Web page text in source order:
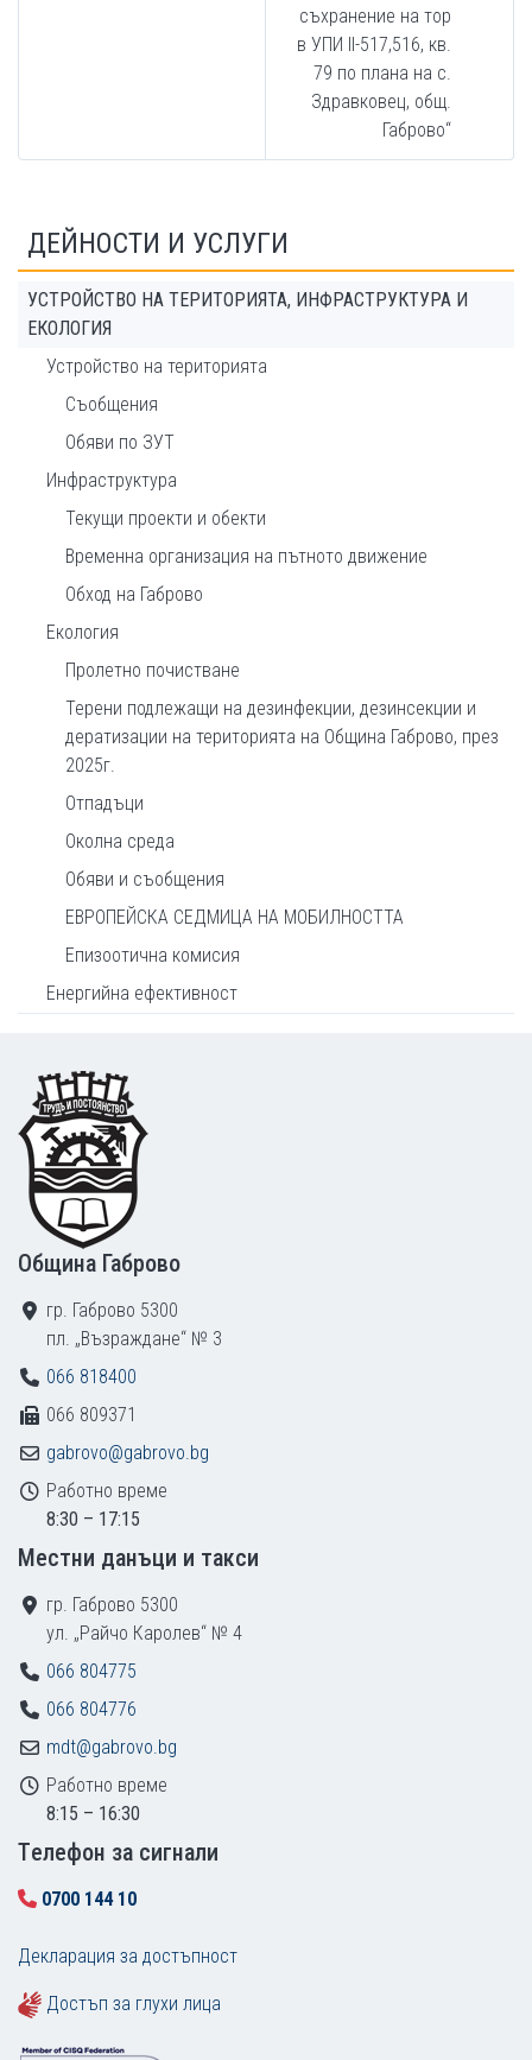
съхранение на тор
в УПИ II-517,516, кв.
79 по плана на с.
Здравковец, общ.
Габрово“
ДЕЙНОСТИ И УСЛУГИ
УСТРОЙСТВО НА ТЕРИТОРИЯТА, ИНФРАСТРУКТУРА И
ЕКОЛОГИЯ
Устройство на територията
Съобщения
Обяви по ЗУТ
Инфраструктура
Текущи проекти и обекти
Временна организация на пътното движение
Обход на Габрово
Екология
Пролетно почистване
Терени подлежащи на дезинфекции, дезинсекции и
дератизации на територията на Община Габрово, през
2025г.
Отпадъци
Околна среда
Обяви и съобщения
ЕВРОПЕЙСКА СЕДМИЦА НА МОБИЛНОСТТА
Епизоотична комисия
Енергийна ефективност
Footer
Община Габрово
гр. Габрово 5300
пл. „Възраждане“ № 3
066 818400
066 809371
gabrovo@gabrovo.bg
Работно време
8:30 – 17:15
Местни данъци и такси
гр. Габрово 5300
ул. „Райчо Каролев“ № 4
066 804775
066 804776
mdt@gabrovo.bg
Работно време
8:15 – 16:30
Tелефон за сигнали
0700 144 10
Декларация за достъпност
Достъп за глухи лица